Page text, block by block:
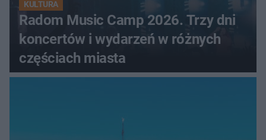
KULTURA
Radom Music Camp 2026. Trzy dni
koncertów i wydarzeń w różnych
częściach miasta